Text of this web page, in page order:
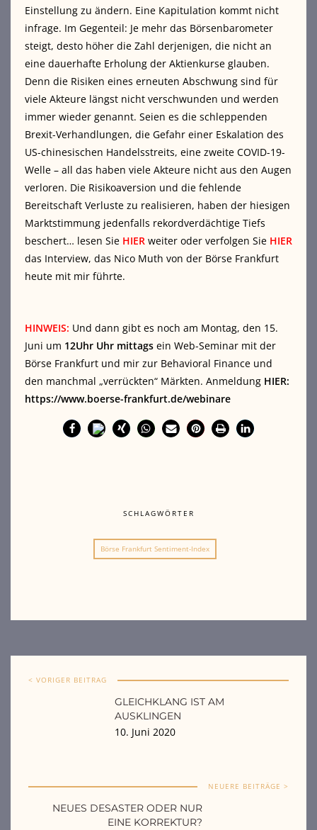
Einstellung zu ändern. Eine Kapitulation kommt nicht
infrage. Im Gegenteil: Je mehr das Börsenbarometer
steigt, desto höher die Zahl derjenigen, die nicht an
eine dauerhafte Erholung der Aktienkurse glauben.
Denn die Risiken eines erneuten Abschwung sind für
viele Akteure längst nicht verschwunden und werden
immer wieder genannt. Seien es die schleppenden
Brexit-Verhandlungen, die Gefahr einer Eskalation des
US-chinesischen Handelsstreits, eine zweite COVID-19-
Welle – all das haben viele Akteure nicht aus den Augen
verloren. Die Risikoaversion und die fehlende
Bereitschaft Verluste zu realisieren, haben der hiesigen
Marktstimmung jedenfalls rekordverdächtige Tiefs
beschert… lesen Sie HIER weiter oder verfolgen Sie HIER
das Interview, das Nico Muth von der Börse Frankfurt
heute mit mir führte.
HINWEIS: Und dann gibt es noch am Montag, den 15.
Juni um 12Uhr Uhr mittags ein Web-Seminar mit der
Börse Frankfurt und mir zur Behavioral Finance und
den manchmal „verrückten“ Märkten. Anmeldung HIER:
https://www.boerse-frankfurt.de/webinare
SCHLAGWÖRTER
Börse Frankfurt Sentiment-Index
< VORIGER BEITRAG
GLEICHKLANG IST AM
AUSKLINGEN
10. Juni 2020
NEUERE BEITRÄGE >
NEUES DESASTER ODER NUR
EINE KORREKTUR?